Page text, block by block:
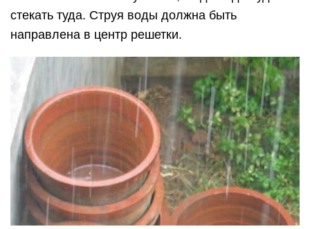
стекать туда. Струя воды должна быть
направлена в центр решетки.